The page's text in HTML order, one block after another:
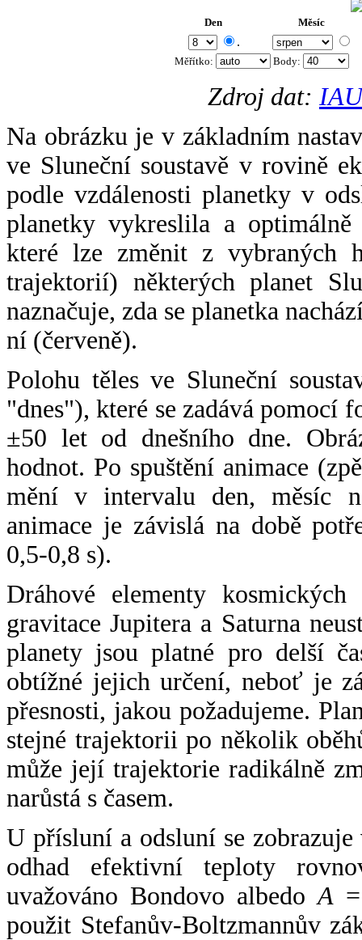
Den Měsíc
.
Měřítko: Body:
Zdroj dat:
Na obrázku je v základním
ve Sluneční soustavě v rovině
podle vzdálenosti planetky v
planetky vykreslila a
které lze změnit z vybraných
trajektorií) některých planet
naznačuje, zda se planetka
ní (červeně).
Polohu těles ve Sluneční
"dnes"), které se zadává pomocí
±50 let od dnešního dne.
hodnot. Po spuštění animace
mění v intervalu den, měsíc
animace je závislá na době
0,5-0,8 s).
Dráhové elementy
gravitace Jupitera a Saturna
planety jsou platné pro delší
obtížné jejich určení, neboť je
přesnosti, jakou požadujeme.
stejné trajektorii po několik
může její trajektorie radikálně
narůstá s časem.
U přísluní a odsluní se
odhad efektivní teploty
uvažováno Bondovo albedoA
použit Stefanův-Boltzmannův